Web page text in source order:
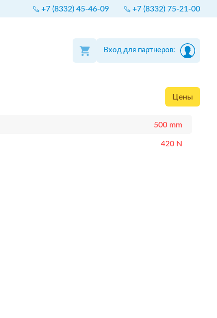
+7 (8332) 45-46-09 +7 (8332) 75-21-00
Вход для партнеров:
Цены
500 mm
420 N